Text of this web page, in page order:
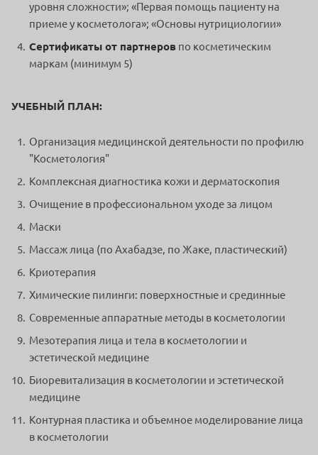
уровня сложности»; «Первая помощь пациенту на
приеме у косметолога»; «Основы нутрициологии»
Сертификаты от партнеров по косметическим
маркам (минимум 5)
УЧЕБНЫЙ ПЛАН:
Организация медицинской деятельности по профилю
"Косметология"
Комплексная диагностика кожи и дерматоскопия
Очищение в профессиональном уходе за лицом
Маски
Массаж лица (по Ахабадзе, по Жаке, пластический)
Криотерапия
Химические пилинги: поверхностные и срединные
Современные аппаратные методы в косметологии
Мезотерапия лица и тела в косметологии и
эстетической медицине
Биоревитализация в косметологии и эстетической
медицине
Контурная пластика и объемное моделирование лица
в косметологии